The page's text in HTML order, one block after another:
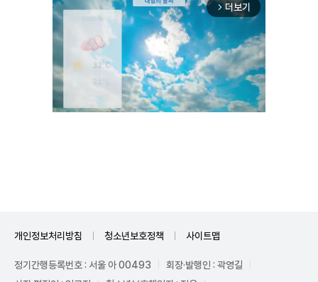
arrow_forward_ios 더보기
개인정보처리방침 청소년보호정책 사이트맵
정기간행등록번호 : 서울 아 00493
회장·발행인 : 곽영길